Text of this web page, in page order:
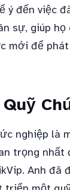
ý đến việc
sự, giúp họ
mới để
nghiệp là
trọng nhất
Anh đã